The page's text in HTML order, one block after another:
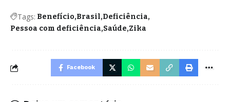
Tags: Benefício Brasil Deficiência
Pessoa com deficiência Saúde Zika
Facebook